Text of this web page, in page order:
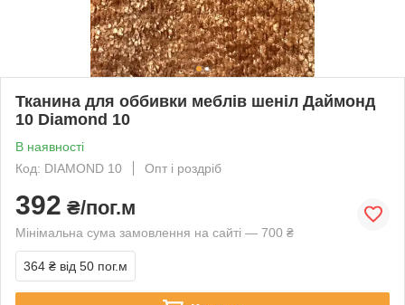
Тканина для оббивки меблів шеніл Даймонд
10 Diamond 10
В наявності
Код: DIAMOND 10
Опт і роздріб
392 ₴/пог.м
Мінімальна сума замовлення на сайті — 700 ₴
364 ₴ від 50 пог.м